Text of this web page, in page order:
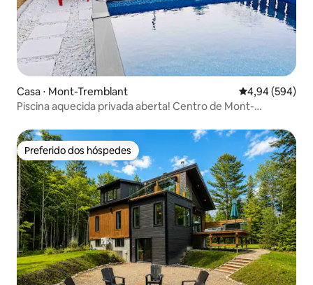
Casa ⋅ Mont-Tremblant 4,94 de uma
4,94 (594)
Piscina aquecida privada aberta! Centro de Mont-
Preferido dos hóspedes
Preferido dos hóspedes